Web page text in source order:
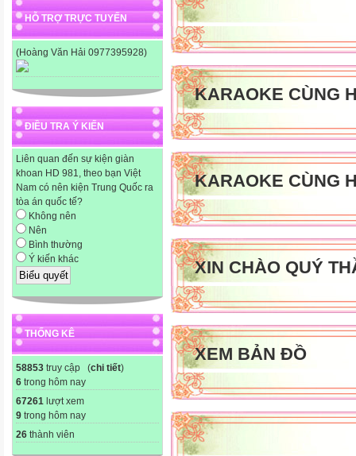
HỖ TRỢ TRỰC TUYẾN
(Hoàng Văn Hải 0977395928)
ĐIỀU TRA Ý KIẾN
Liên quan đến sự kiện giàn
khoan HD 981, theo bạn Việt
Nam có nên kiện Trung Quốc ra
tòa án quốc tế?
Không nên
Nên
Bình thường
Ý kiến khác
THỐNG KÊ
58853 truy cập (chi tiết)
6 trong hôm nay
67261 lượt xem
9 trong hôm nay
26 thành viên
KARAOKE CÙNG
KARAOKE CÙNG
XIN CHÀO QUÝ
XEM BẢN ĐỒ